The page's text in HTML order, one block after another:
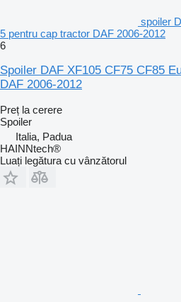
spoiler
5 pentru cap tractor DAF 2006-2012
6
Spoiler DAF XF105 CF75 CF85
DAF 2006-2012
Preț la cerere
Spoiler
Italia, Padua
HAINNtech®
Luați legătura cu vânzătorul